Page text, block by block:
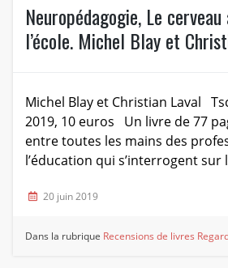
Neuropédagogie, Le
l’école. Michel Blay et
Michel Blay et Christian Laval
2019, 10 euros Un livre de 77
entre toutes les mains des
l’éducation qui s’interrogent sur
20 juin 2019
Dans la rubrique Recensions de livres